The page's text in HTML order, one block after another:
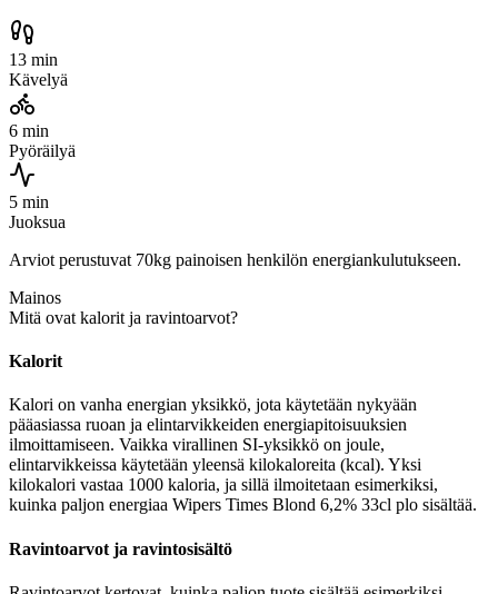
13 min
Kävelyä
6 min
Pyöräilyä
5 min
Juoksua
Arviot perustuvat 70kg painoisen henkilön energiankulutukseen.
Mainos
Mitä ovat kalorit ja ravintoarvot?
Kalorit
Kalori on vanha energian yksikkö, jota käytetään nykyään
pääasiassa ruoan ja elintarvikkeiden energiapitoisuuksien
ilmoittamiseen. Vaikka virallinen SI-yksikkö on joule,
elintarvikkeissa käytetään yleensä kilokaloreita (kcal). Yksi
kilokalori vastaa 1000 kaloria, ja sillä ilmoitetaan esimerkiksi,
kuinka paljon energiaa Wipers Times Blond 6,2% 33cl plo sisältää.
Ravintoarvot ja ravintosisältö